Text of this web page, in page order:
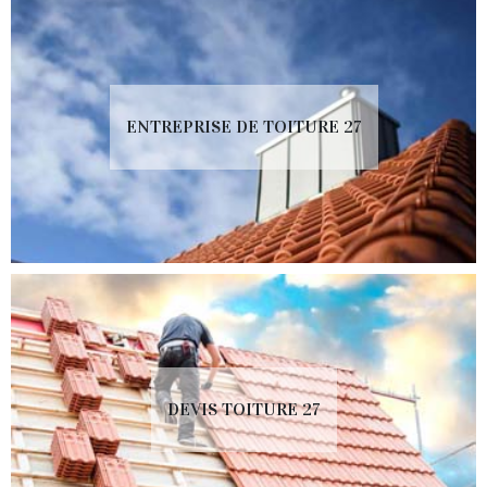
ENTREPRISE DE TOITURE 27
DEVIS TOITURE 27